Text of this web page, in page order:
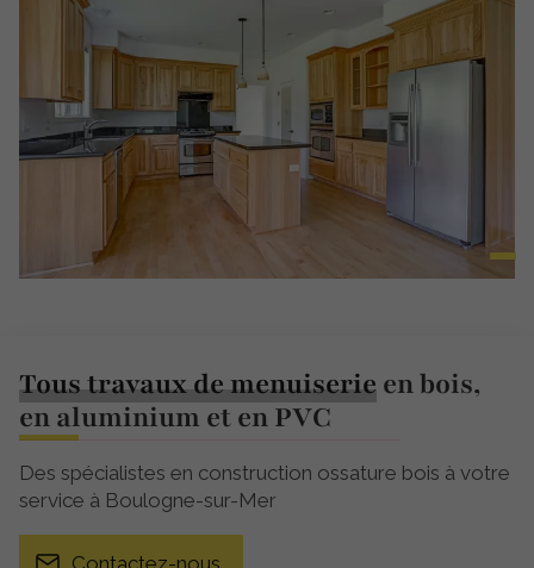
Tous travaux de menuiserieen bois,
en aluminium et en PVC
Des spécialistes en construction ossature bois à votre
service à Boulogne-sur-Mer